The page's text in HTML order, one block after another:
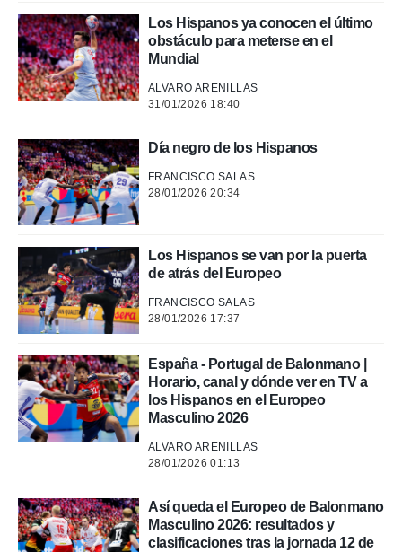
traten tus
en
interés
a lo que
u
datos
momento
en
en
de
un
perfiles
Los Hispanos ya conocen el último
obstáculo para meterse en el
Mundial
ALVARO ARENILLAS
31/01/2026 18:40
Día negro de los Hispanos
FRANCISCO SALAS
28/01/2026 20:34
Los Hispanos se van por la puerta
de atrás del Europeo
FRANCISCO SALAS
28/01/2026 17:37
España - Portugal de Balonmano |
Horario, canal y dónde ver en TV a
los Hispanos en el Europeo
Masculino 2026
ALVARO ARENILLAS
28/01/2026 01:13
Así queda el Europeo de Balonmano
Masculino 2026: resultados y
clasificaciones tras la jornada 12 de